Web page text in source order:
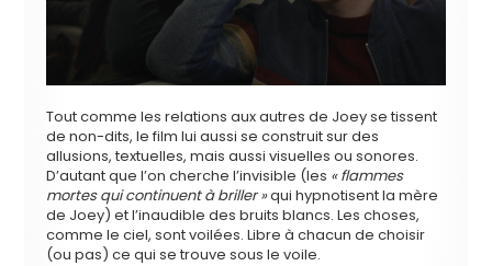
Tout comme les relations aux autres de Joey se tissent
de non-dits, le film lui aussi se construit sur des
allusions, textuelles, mais aussi visuelles ou sonores.
D’autant que l’on cherche l’invisible (les « flammes
mortes qui continuent à briller »qui hypnotisent la mère
de Joey) et l’inaudible des bruits blancs. Les choses,
comme le ciel, sont voilées. Libre à chacun de choisir
(ou pas) ce qui se trouve sous le voile.